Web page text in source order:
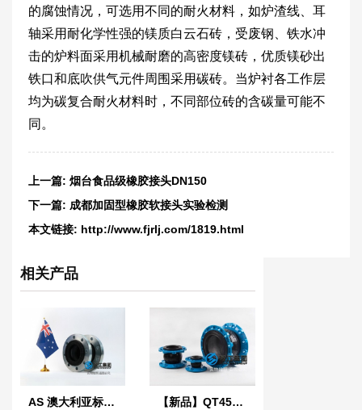
的腐蚀情况，可选用不同的耐火材料，如炉渣线、耳
轴采用耐化学性强的镁质白云石砖，受废钢、铁水冲
击的炉料面采用机械耐磨的高密度镁砖，优质镁砂出
铁口和底吹供气元件周围采用碳砖。当炉衬各工作层
均为碳复合耐火材料时，不同部位砖的含碳量可能不
同。
上一篇: 烟台食品级橡胶接头DN150
下一篇: 成都加固型橡胶软接头实验检测
本文链接: http://www.fjrlj.com/1819.html
相关产品
AS 澳大利亚标准橡胶膨胀节 【新品】QT450球墨铸铁法兰橡胶接头